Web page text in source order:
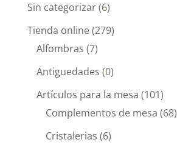
Sin categorizar(6)
Tienda online(279)
Alfombras (7)
Antiguedades (0)
Artículos para la mesa (101)
Complementos de mesa (68)
Cristalerias (6)